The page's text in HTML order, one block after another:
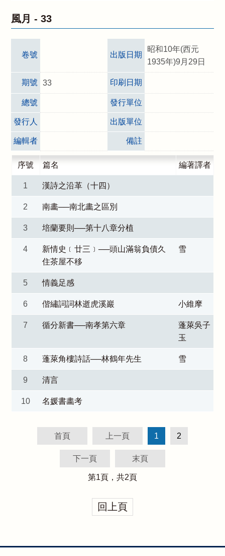
風月 -33
卷號 出版日期
昭和10年(西元
1935年)9月29日
期號 33 印刷日期
總號 發行單位
發行人 出版單位
編輯者 備註
序號 篇名 編著譯者
1 漢詩之沿革（十四）
2 南畵──南北畵之區別
3 培蘭要則──第十八章分植
4
新情史﹝廿三﹞──頭山滿翁負債久
住茶屋不移
雪
5 情義足感
6 偕繡詞詞林逝虎溪巖 小維摩
7 循分新書──南孝第六章
蓬萊吳子
玉
8 蓬萊角樓詩話──林鶴年先生 雪
9 清言
10 名媛書畵考
首頁 上一頁 1 2
下一頁 末頁
第1頁，共2頁
回上頁